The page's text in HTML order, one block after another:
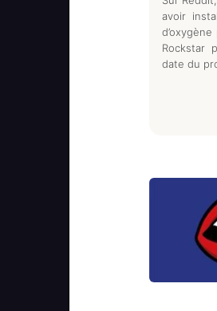
avoir
Rockstar
date du